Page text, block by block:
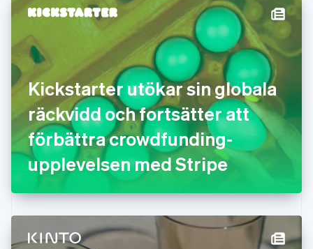
Kickstarter utökar sin globala
räckvidd och fortsätter att
förbättra crowdfunding-
upplevelsen med Stripe
English Svenska
Förenade Arabemiraten
English
Gibraltar
English
Grekland
English
Hongkong SAR, Kina
English简体中文
Indien
Irland
English
Italien
ItalianoEnglish